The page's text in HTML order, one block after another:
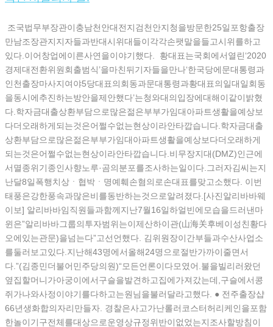
조국법무부장관이충남천안대전지검천안지청을방문한25일포항출장
만남조장관지지자들과반대시위대들이각각손팻말을들고시위를하고
있다.이어창업에이른사연을이야기했다. 황대표는국회에서열린‘2020
경제대전환위원회출범식’을마친뒤기자들을만나‘한국당에문대통령과
인천출장마사지여야5당대표의회동과문대통령과황대표의일대일회동
을동시에추진하는방안을제안했다’는청와대의입장에대해이같이밝혔
다.학자금대출상환부담으로많은젊은부부가임대아파트생활을예상보
다더오래하게되는것은어쩔수없는현상이라안타깝습니다.학자금대출
상환부담으로많은젊은부부가임대아파트생활을예상보다더오래하게
되는것은어쩔수없는현상이라안타깝습니다.비무장지대(DMZ)인근에
서멸종위기종인사향노루·곰의분포를조사하는일이다.그러자김씨는지
난달8일폭행치상ㆍ협박ㆍ명예훼손혐의로손대표를맞고소했다. 이번
태풍은강한풍속과많은비를동반하는것으로알려졌다.[사진알리바바웨
이보] 알리바바임직원들과함께지난7월16일하얼빈에모습을드러낸마
윈은”알리바바그룹의투자범위는이제산하이관(山海关후베이성친황다
오에있는관문)을넘는다”고선언했다. 김위원장이간부들과수산사업소
를둘러보고있다.지난해43명에서올해24명으로절반가까이줄면서
다.”(김종민더불어민주당의원)“모든언론이다모였어.불을빌리러왔던
옆집할머니가아궁이에서구슬을발견하고집에가져갔는데,구슬에서콩
쥐가나와사정이야기를다하고는원님을불러달라고했다. ● 전주 출장샵
66년생화합의자리만들자. 경찰은사고가난롤러코스터허리케인을포함
한놀이기구전체를대상으로운영상규정위반이없었는지조사할방침이